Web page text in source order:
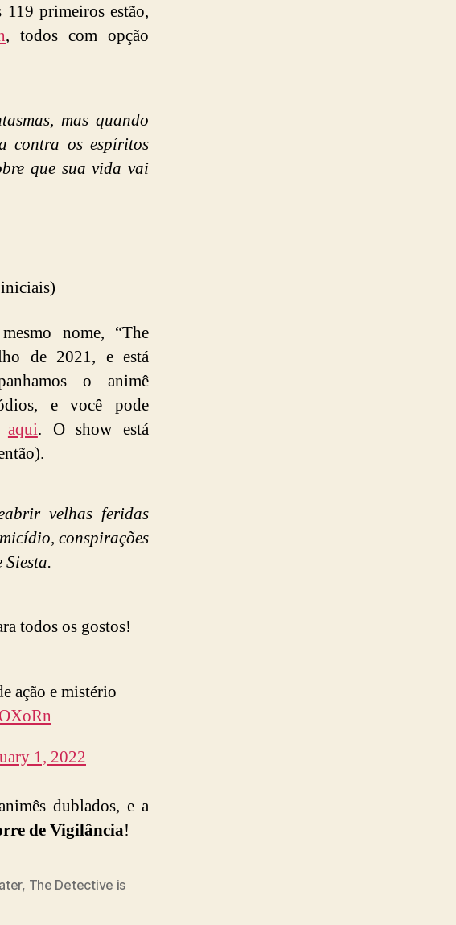
primeiros estão,
, todos com opção
mas quando
contra os espíritos
que sua vida vai
nome, “The
de 2021, e está
o animê
e você pode
aqui. O show está
velhas feridas
conspirações
todos os gostos!
ação e mistério
1, 2022
dublados, e a
de Vigilância!
, The Detective is